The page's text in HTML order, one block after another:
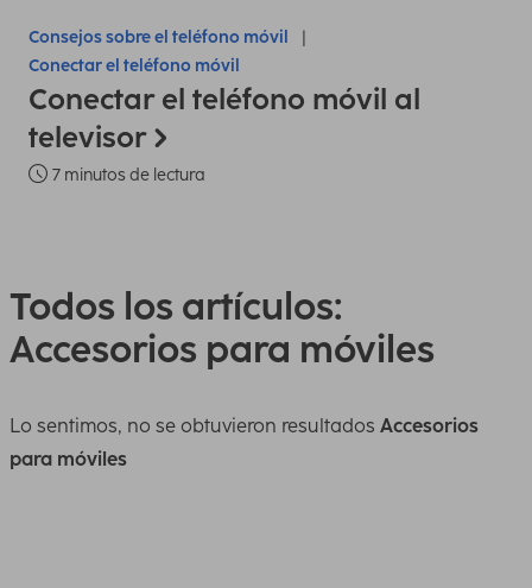
Consejos sobre el teléfono móvil
Conectar el teléfono móvil
Conectar el teléfono móvil al
televisor
7 minutos de lectura
Todos los artículos:
Accesorios para móviles
Lo sentimos, no se obtuvieron resultados Accesorios
para móviles